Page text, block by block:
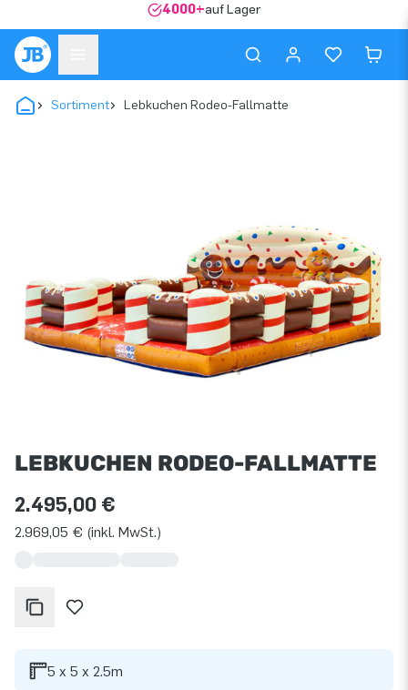
4000+auf Lager
Sortiment Lebkuchen Rodeo-Fallmatte
LEBKUCHEN RODEO-FALLMATTE
2.495,00 €
2.969,05 € (inkl. MwSt.)
5 x 5 x 2.5m